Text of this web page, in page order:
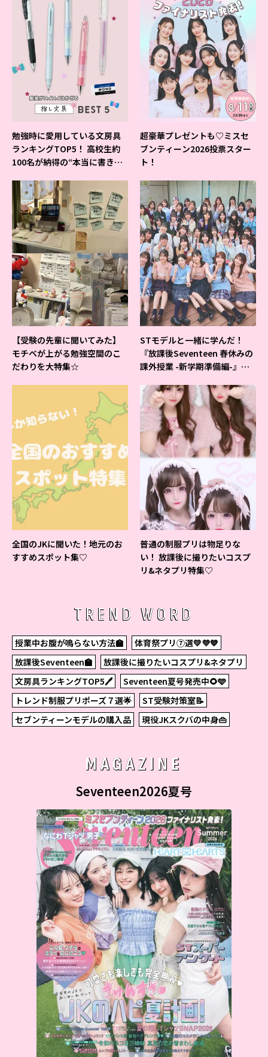
勉強時に愛用している文房具
ランキングTOP5！ 高校生約
100名が納得の“本当に書きや
超豪華プレゼントも♡ミスセ
ブンティーン2026投票スター
ト！
【受験の先輩に聞いてみた】
モチベが上がる勉強空間のこ
だわりを大特集☆
STモデルと一緒に学んだ！
『放課後Seventeen 春休みの
課外授業 -新学期準備編-』イ
全国のJKに聞いた！地元のお
すすめスポット集♡
普通の制服プリは物足りな
い！ 放課後に撮りたいコスプ
リ&ネタプリ特集♡
TREND WORD
授業中お腹が鳴らない方法🏫
体育祭プリ⑦選💛💜💙
放課後Seventeen🏫
放課後に撮りたいコスプリ&ネタプリ
文房具ランキングTOP5🖊
Seventeen夏号発売中🌻🩵
トレンド制服プリポーズ７選🌟
ST受験対策室📝
セブンティーンモデルの購入品
現役JKスクバの中身👜
MAGAZINE
Seventeen2026夏号